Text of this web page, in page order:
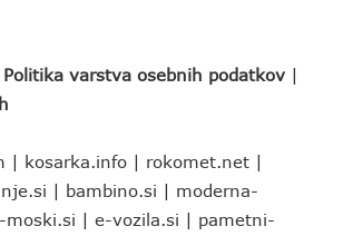
Politika varstva osebnih podatkov |
| kosarka.info | rokomet.net |
| bambino.si | moderna-
moski.si | e-vozila.si | pametni-